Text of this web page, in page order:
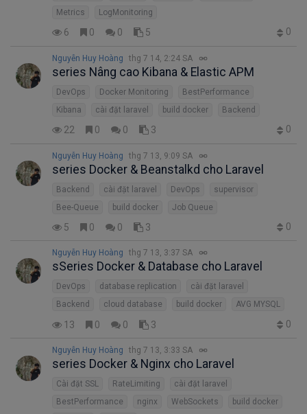
Metrics
LogMonitoring
6 0 0 5 0
Nguyễn Huy Hoàng thg 7 14, 2:24 SA
series Nâng cao Kibana & Elastic APM
DevOps Docker Monitoring
BestPerformance
Kibana
cài đặt laravel build docker Backend
22 0 0 3 0
Nguyễn Huy Hoàng thg 7 13, 9:09 SA
series Docker & Beanstalkd cho Laravel
Backend cài đặt laravel DevOps
supervisor
Bee-Queue
build docker Job Queue
5 0 0 3 0
Nguyễn Huy Hoàng thg 7 13, 3:37 SA
sSeries Docker & Database cho Laravel
DevOps database replication
cài đặt laravel
Backend
cloud database build docker AVG MYSQL
13 0 0 3 0
Nguyễn Huy Hoàng thg 7 13, 3:33 SA
series Docker & Nginx cho Laravel
Cài đặt SSL RateLimiting
cài đặt laravel
BestPerformance
nginx WebSockets build docker